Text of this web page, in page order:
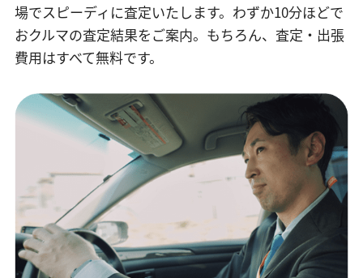
場でスピーディに査定いたします。 わずか10分ほどで
おクルマの査定結果をご案内。もちろん、査定・出張
費用はすべて無料です。